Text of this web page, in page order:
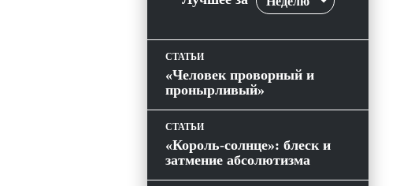
СТАТЬИ
«Человек проворный и
пронырливый»
СТАТЬИ
«Король-солнце»: блеск и
затмение абсолютизма